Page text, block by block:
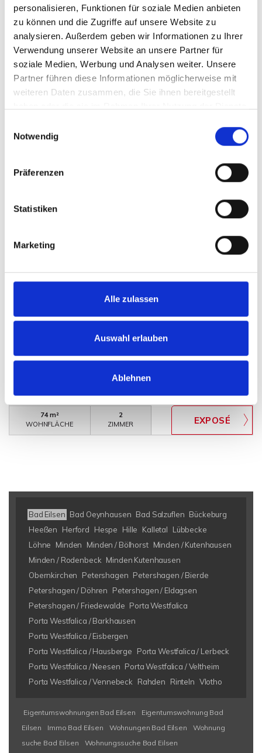
personalisieren, Funktionen für soziale Medien anbieten
zu können und die Zugriffe auf unsere Website zu
analysieren. Außerdem geben wir Informationen zu Ihrer
Verwendung unserer Website an unsere Partner für
soziale Medien, Werbung und Analysen weiter. Unsere
Partner führen diese Informationen möglicherweise mit
weiteren Daten zusammen, die Sie ihnen bereitgestellt
Notwendig
Präferenzen
Statistiken
Marketing
Alle zulassen
Auswahl erlauben
Ablehnen
440,- € VERMIETET
2-Zimmer-Wohnung in zentraler Lage von P.W.-
Hausberge
Porta Westfalica
Äußerst gepflegte Eigentumswohnung für
74 m²
WOHNFLÄCHE
2
ZIMMER
Bad Eilsen Bad Oeynhausen Bad Salzuflen Bückeburg
Heeßen
Herford Hespe Hille Kalletal
Lübbecke
Löhne
Minden Minden / Bölhorst Minden / Kutenhausen
Minden / Rodenbeck Minden Kutenhausen
Obernkirchen
Petershagen Petershagen / Bierde
Petershagen / Döhren
Petershagen / Eldagsen
Petershagen / Friedewalde Porta Westfalica
Porta Westfalica / Barkhausen
Porta Westfalica / Eisbergen
Porta Westfalica / Hausberge
Porta Westfalica / Lerbeck
Porta Westfalica / Neesen Porta Westfalica / Veltheim
Porta Westfalica / Vennebeck
Rahden Rinteln Vlotho
Eigentumswohnungen Bad Eilsen
Eigentumswohnung Bad
Eilsen
Immo Bad Eilsen Wohnungen Bad Eilsen
Wohnung
suche Bad Eilsen
Wohnungssuche Bad Eilsen